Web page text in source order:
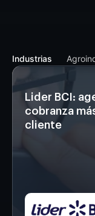
Industrias
Lider BCI:
cobranza
cliente